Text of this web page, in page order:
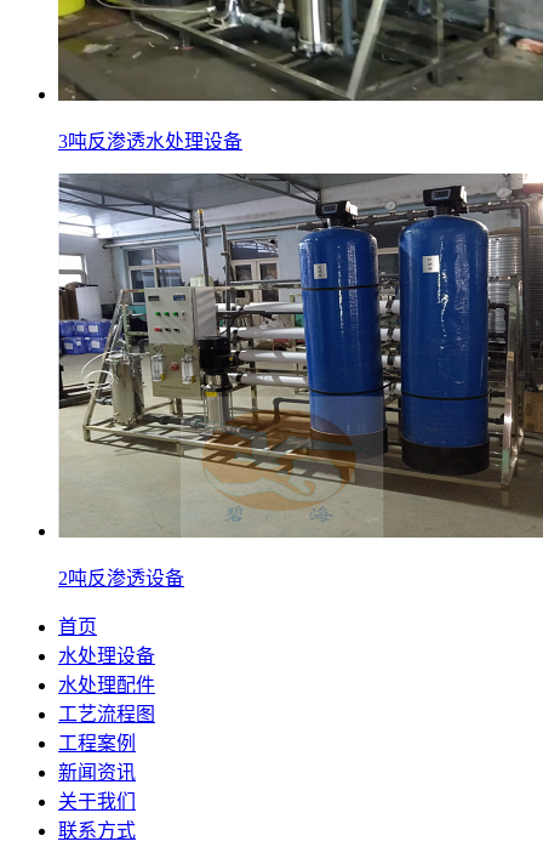
3吨反渗透水处理设备
2吨反渗透设备
首页
水处理设备
水处理配件
工艺流程图
工程案例
新闻资讯
关于我们
联系方式